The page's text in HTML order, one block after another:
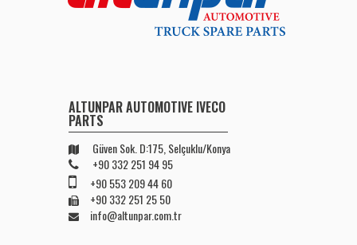
ALTUNPAR AUTOMOTIVE IVECO
PARTS
Güven Sok. D:175, Selçuklu/Konya
+90 332 251 94 95
+90 553 209 44 60
+90 332 251 25 50
info@altunpar.com.tr